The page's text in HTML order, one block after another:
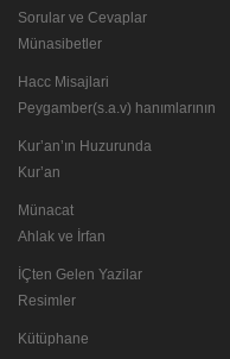
Sorular ve Cevaplar
Münasibetler
Hacc Misajlari
Peygamber(s.a.v) hanımlarının
Kur’an’ın Huzurunda
Kur’an
Münacat
Ahlak ve İrfan
İÇten Gelen Yazilar
Resimler
Kütüphane